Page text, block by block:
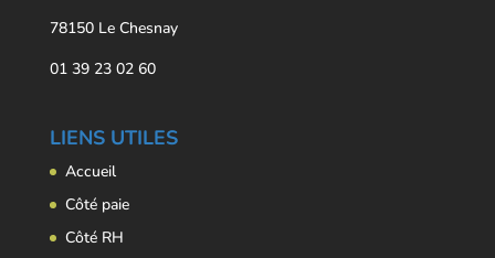
78150 Le Chesnay
01 39 23 02 60
LIENS UTILES
Accueil
Côté paie
Côté RH